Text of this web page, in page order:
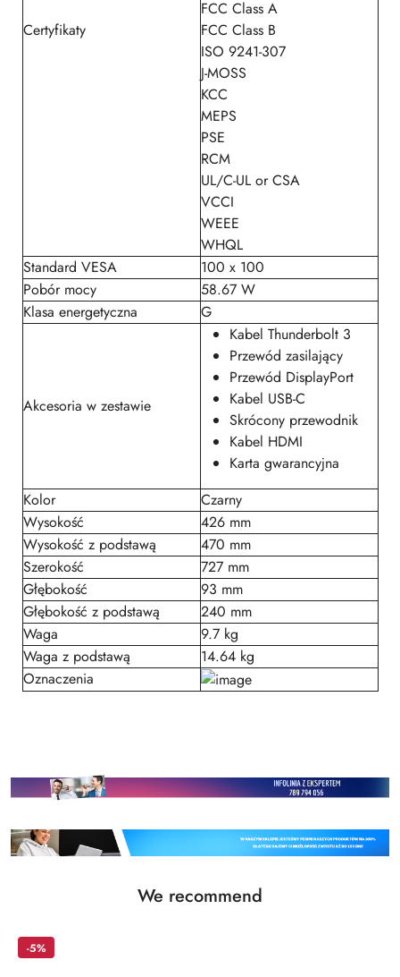
Certyfikaty
FCC Class A
FCC Class B
ISO 9241-307
J-MOSS
KCC
MEPS
PSE
RCM
UL/C-UL or CSA
VCCI
WEEE
WHQL
Standard VESA
100 x 100
Pobór mocy
58.67 W
Klasa energetyczna
G
Akcesoria w zestawie
Kabel Thunderbolt 3
Przewód zasilający
Przewód DisplayPort
Kabel USB-C
Skrócony przewodnik
Kabel HDMI
Karta gwarancyjna
Kolor
Czarny
Wysokość
426 mm
Wysokość z podstawą
470 mm
Szerokość
727 mm
Głębokość
93 mm
Głębokość z podstawą
240 mm
Waga
9.7 kg
Waga z podstawą
14.64 kg
Oznaczenia
Skip the carousel of products
Status
We recommend
-5%